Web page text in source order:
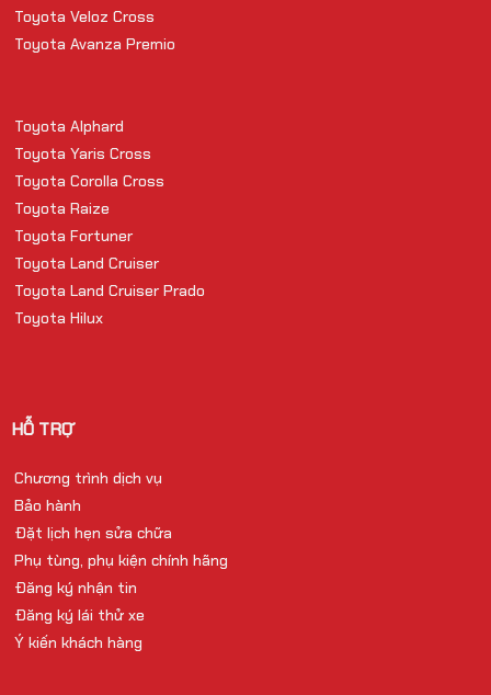
Toyota Veloz Cross
Toyota Avanza Premio
Toyota Alphard
Toyota Yaris Cross
Toyota Corolla Cross
Toyota Raize
Toyota Fortuner
Toyota Land Cruiser
Toyota Land Cruiser Prado
Toyota Hilux
HỖ TRỢ
Chương trình dịch vụ
Bảo hành
Đặt lịch hẹn sửa chữa
Phụ tùng, phụ kiện chính hãng
Đăng ký nhận tin
Đăng ký lái thử xe
Ý kiến khách hàng